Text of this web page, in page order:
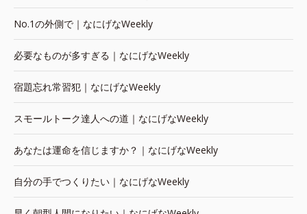
No.1の外側で｜なにげなWeekly
必要なものが多すぎる｜なにげなWeekly
宿題忘れ常習犯｜なにげなWeekly
スモールトーク達人への道｜なにげなWeekly
あなたは運命を信じますか？｜なにげなWeekly
自分の手でつくりたい｜なにげなWeekly